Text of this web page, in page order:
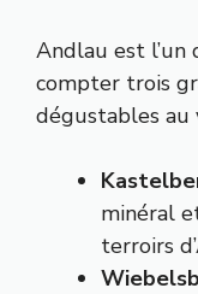
Andlau est l’un
compter trois
dégustables au
minéral
terroirs